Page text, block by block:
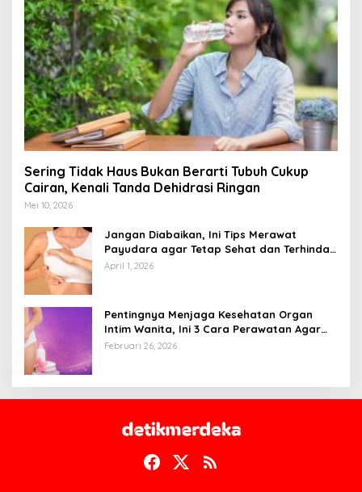
Sering Tidak Haus Bukan Berarti Tubuh Cukup
Cairan, Kenali Tanda Dehidrasi Ringan
Mei 10, 2026
Jangan Diabaikan, Ini Tips Merawat
Payudara agar Tetap Sehat dan Terhindar
dari Risiko Penyakit
April 1, 2026
Pentingnya Menjaga Kesehatan Organ
Intim Wanita, Ini 3 Cara Perawatan Agar
Tetap Bersih
Februari 26, 2026